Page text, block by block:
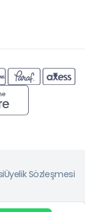
Üyelik Sözleşmesi